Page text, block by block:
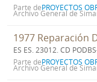
Parte dePROYECTOS
Archivo General de
1977 Reparación
ES ES. 23012. CD
Parte dePROYECTOS
Archivo General de